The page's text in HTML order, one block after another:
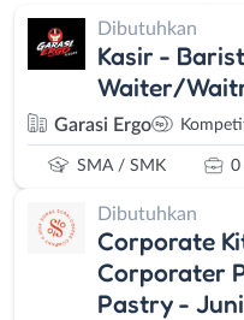
Dibutuhkan
Kasir -
Waiter/
Garasi Ergo
SMA / SMK 0
Dibutuhkan
Corporate
Corporater
Pastry -